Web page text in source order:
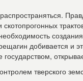
скотопрогонных
добивается и
тверского